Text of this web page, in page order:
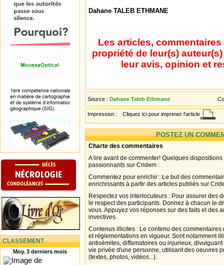
CLASSEMENT
Moy. 3 derniers mois
Dahane TALEB ETHMANE
Les articles,
propriété de leur(s)
leur avis, opinion et
Source : Dahane Taleb Ethmane
Impression : Cliquez ici pour imprimer l'article
POSTEZ UN
Charte des commentaires
A lire avant de commenter! Quelques
passionnants sur Cridem :
Commentez pour enrichir : Le but des
enrichissants à partir des articles publiés sur
Respectez vos interlocuteurs : Pour assurer des
le respect des participants. Donnez à chacun le
vous. Appuyez vos réponses sur des faits et des
invectives.
Contenus illicites : Le contenu des
et réglementations en vigueur. Sont notamment
antisémites, diffamatoires ou injurieux,
vie privée d'une personne, utilisant des oeuvres
(textes, photos, vidéos...).